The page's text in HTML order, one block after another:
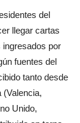
del
llegar cartas
ingresados por
fuentes del
tanto desde
(Valencia,
Unido,